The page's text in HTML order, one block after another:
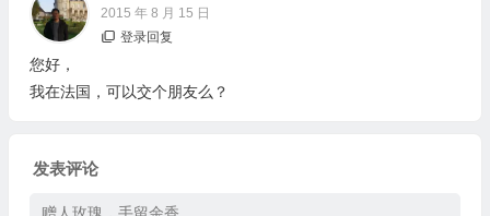
2015 年 8 月 15 日
登录回复
您好，
我在法国，可以交个朋友么？
发表评论